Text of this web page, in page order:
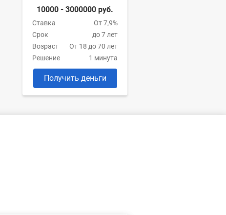
10000 - 3000000 руб.
Ставка
От 7,9%
Срок
до 7 лет
Возраст
От 18 до 70 лет
Решение
1 минута
Получить деньги